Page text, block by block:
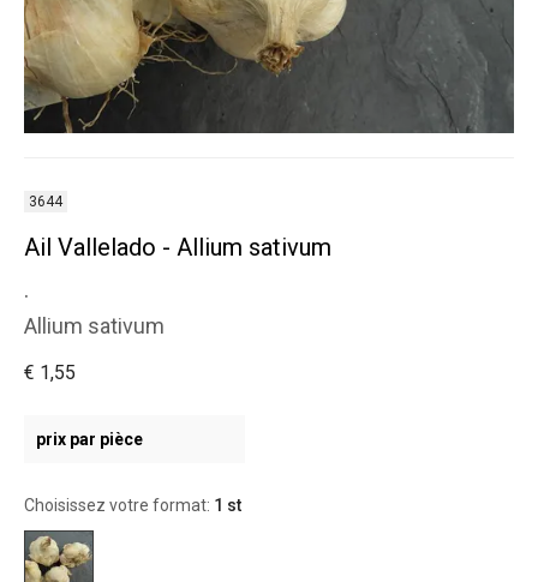
3644
Ail Vallelado - Allium sativum
.
Allium sativum
€ 1,55
prix par pièce
Choisissez votre format: 1 st